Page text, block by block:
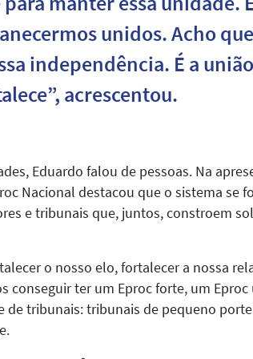
unidos. Acho
independência. É a
acrescentou.
Eduardo falou de pessoas. Na
Nacional destacou que o sistema se
e tribunais que, juntos, constroem
o nosso elo, fortalecer a nossa
conseguir ter um Eproc forte, um
de tribunais: tribunais de pequeno